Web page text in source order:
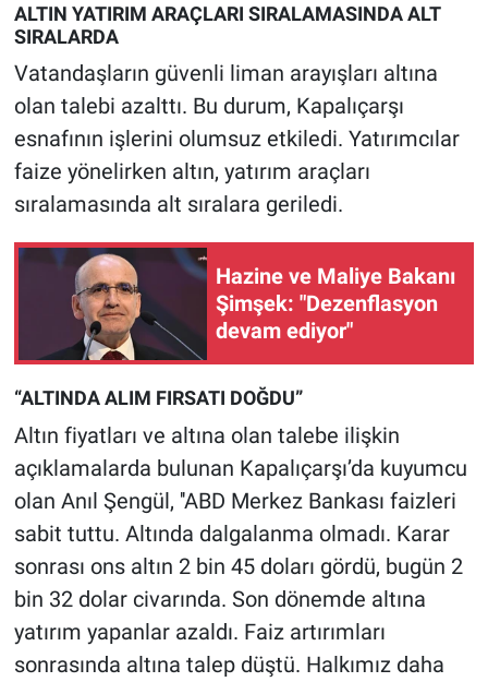
ALTIN YATIRIM ARAÇLARI SIRALAMASINDA ALT
SIRALARDA
Vatandaşların güvenli liman arayışları altına
olan talebi azalttı. Bu durum, Kapalıçarşı
esnafının işlerini olumsuz etkiledi. Yatırımcılar
faize yönelirken altın, yatırım araçları
sıralamasında alt sıralara geriledi.
Hazine ve Maliye Bakanı
Şimşek: "Dezenflasyon
devam ediyor"
“ALTINDA ALIM FIRSATI DOĞDU”
Altın fiyatları ve altına olan talebe ilişkin
açıklamalarda bulunan Kapalıçarşı’da kuyumcu
olan Anıl Şengül, ''ABD Merkez Bankası faizleri
sabit tuttu. Altında dalgalanma olmadı. Karar
sonrası ons altın 2 bin 45 doları gördü, bugün 2
bin 32 dolar civarında. Son dönemde altına
yatırım yapanlar azaldı. Faiz artırımları
sonrasında altına talep düştü. Halkımız daha